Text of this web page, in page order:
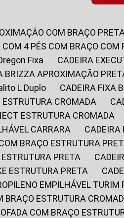
COM BRAÇO PRETA
COM 4 PÉS COM BRAÇO COM
Fixa
CADEIRA
BRIZZA APROXIMAÇÃO
L Duplo
CADEIRA FIXA
ESTRUTURA CROMADA
ESTRUTURA CROMADA
CARRARA
BRAÇO ESTRUTURA
ESTRUTURA PRETA
ESTRUTURA PRETA
EMPILHÁVEL TURIM
BRAÇO ESTRUTURA
COM BRAÇO